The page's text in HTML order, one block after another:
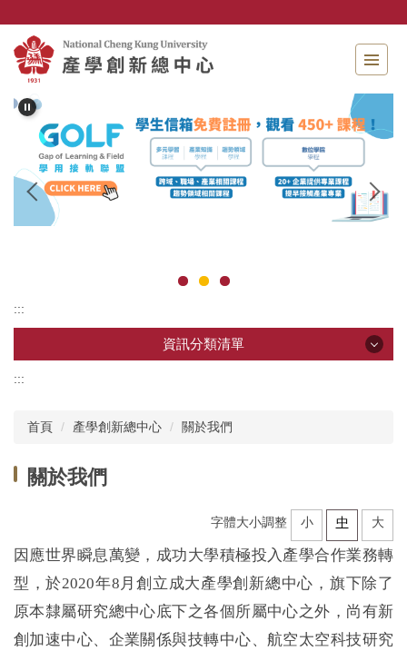
主
要
容
:::
資訊分類清單
企業共研中心
研發技術推薦
:::
首頁 產學創新總中心 關於我們
關於我們
字體大小調整 小 中 大
因應世界瞬息萬變，成功大學積極投入產學合作業務轉
型，於2020年8月創立成大產學創新總中心，旗下除了
原本隸屬研究總中心底下之各個所屬中心之外，尚有新
創加速中心、企業關係與技轉中心、航空太空科技研究